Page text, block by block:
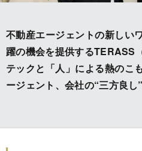
不動産エージェントの新しい
躍の機会を提供するTERASS
テックと「人」による熱のこ
ージェント、会社の“三方良し